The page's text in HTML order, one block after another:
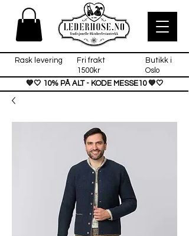
Rask levering
Fri frakt
1500kr
Butikk i
Oslo
💙🤍 10% PÅ ALT - KODE MESSE10 💙🤍